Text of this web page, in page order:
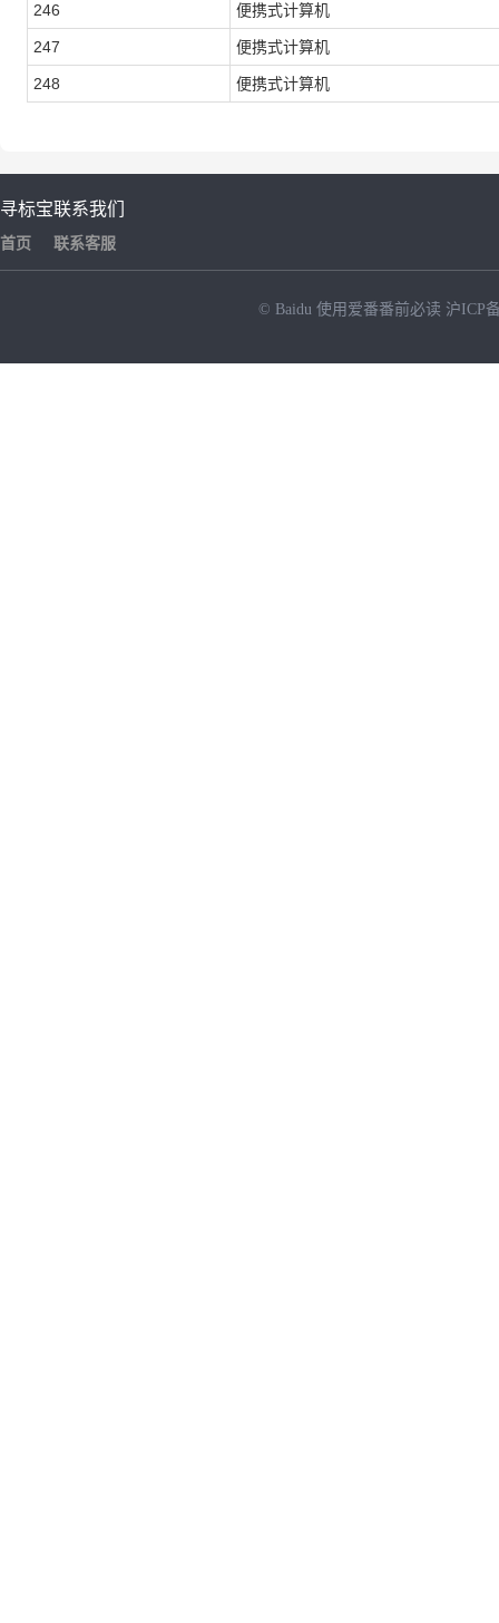
246 便携式计算机
247 便携式计算机
248 便携式计算机
寻标宝
首页
联系我们
联系客服
© Baidu 使用爱番番前必读 沪ICP